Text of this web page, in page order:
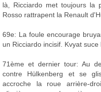
là, Ricciardo met toujours la
Rosso rattrapent la Renault
69e: La foule encourage
un Ricciardo incisif. Kvyat
71ème et dernier tour: Au
contre Hülkenberg et se
accroche la roue arrière-